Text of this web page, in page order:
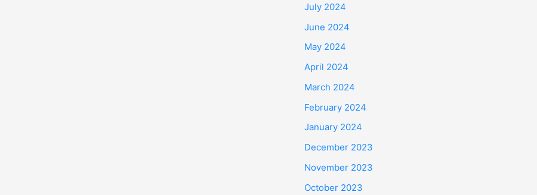
July 2024
June 2024
May 2024
April 2024
March 2024
February 2024
January 2024
December 2023
November 2023
October 2023